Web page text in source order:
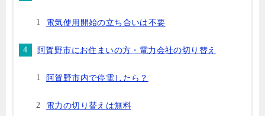
電気使用開始の立ち合いは不要
阿賀野市にお住まいの方・電力会社の切り替え
阿賀野市内で停電したら？
電力の切り替えは無料